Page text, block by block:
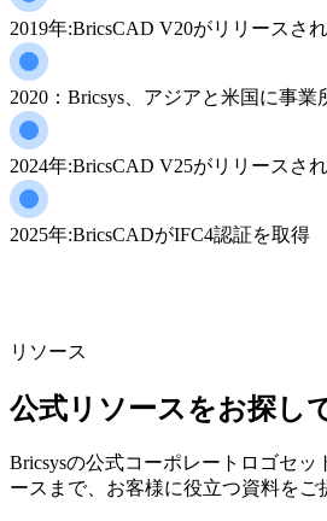
2019年:BricsCAD V20がリリースさ
2020：Bricsys、アジアと米国に事業
2024年:BricsCAD V25がリリースさ
2025年:BricsCADがIFC4認証を取得
リソース
公式リソースをお探し
Bricsysの公式コーポレートロゴセッ
ースまで、お客様に役立つ資料をご